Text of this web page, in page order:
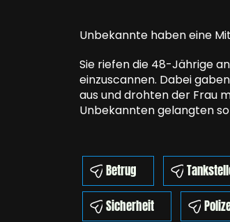
Unbekannte haben eine
Sie riefen die 48-Jährige
einzuscannen. Dabei
aus und drohten der Frau
Unbekannten gelangten
Betrug
Sicherheit